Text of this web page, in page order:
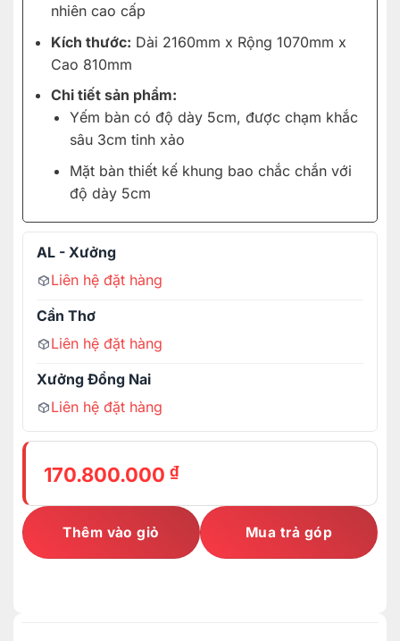
nhiên cao cấp
Kích thước: Dài 2160mm x Rộng 1070mm x
Cao 810mm
Chi tiết sản phẩm:
Yếm bàn có độ dày 5cm, được chạm khắc
sâu 3cm tinh xảo
Mặt bàn thiết kế khung bao chắc chắn với
độ dày 5cm
AL - Xưởng
Liên hệ đặt hàng
Cần Thơ
Liên hệ đặt hàng
Xưởng Đồng Nai
Liên hệ đặt hàng
170.800.000 ₫
Thêm vào giỏ Mua trả góp